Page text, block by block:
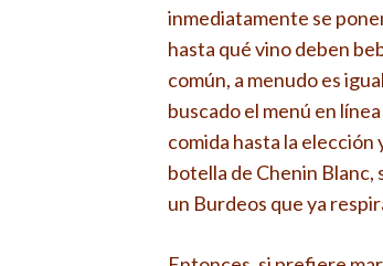
inmediatamente se
hasta qué vino deben
común, a menudo es
buscado el menú en
comida hasta la elección
botella de Chenin Blanc,
un Burdeos que ya